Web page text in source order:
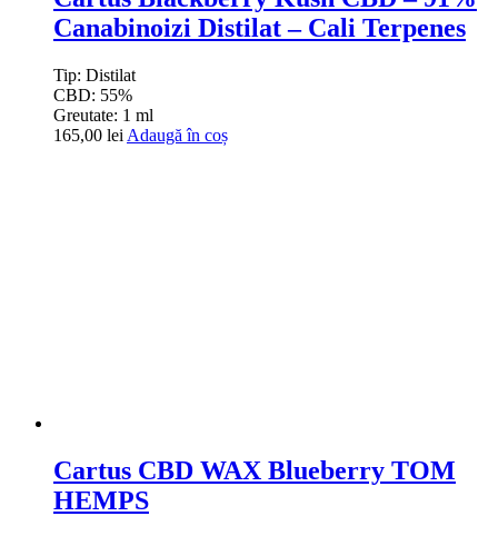
Canabinoizi Distilat – Cali Terpenes
Tip: Distilat
CBD: 55%
Greutate: 1 ml
165,00 lei Adaugă în coș
Cartus CBD WAX Blueberry TOM
HEMPS